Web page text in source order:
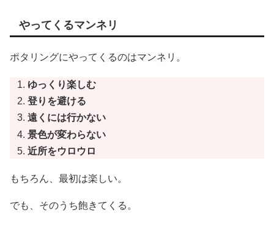
やってくるマンネリ
ポタリングにやってくるのはマンネリ。
ゆっくり楽しむ
登りを避ける
遠くには行かない
景色が変わらない
近所をウロウロ
もちろん、最初は楽しい。
でも、そのうち飽きてくる。